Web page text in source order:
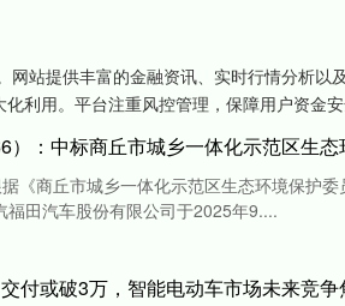
站提供丰富的金融资讯、实时行情分析以
利用。平台注重风控管理，保障用户资金
《商丘市城乡一体化示范区生态环境保护
田汽车股份有限公司于2025年9....
付或破3万​，智能电动车市场未来竞争